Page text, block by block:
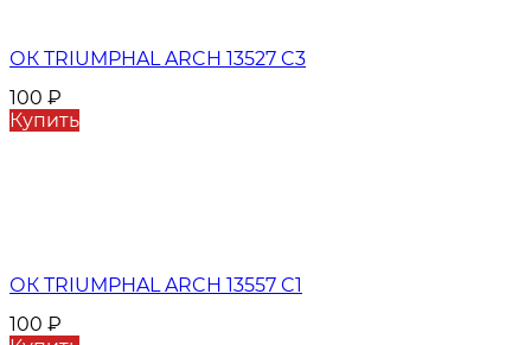
ОК TRIUMPHAL ARCH 13527 C3
100 ₽
Купить
ОК TRIUMPHAL ARCH 13557 C1
100 ₽